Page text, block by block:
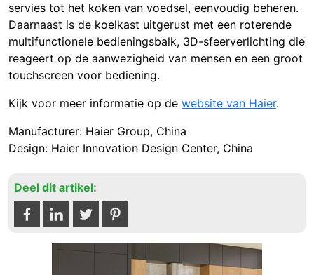
servies tot het koken van voedsel, eenvoudig beheren.
Daarnaast is de koelkast uitgerust met een roterende
multifunctionele bedieningsbalk, 3D-sfeerverlichting die
reageert op de aanwezigheid van mensen en een groot
touchscreen voor bediening.
Kijk voor meer informatie op de website van Haier.
Manufacturer: Haier Group, China
Design: Haier Innovation Design Center, China
Deel dit artikel: